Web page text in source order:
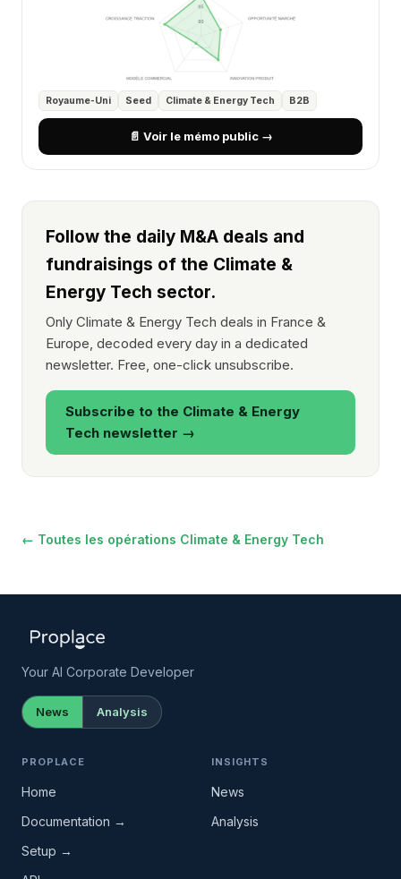
Royaume-Uni Seed Climate & Energy Tech B2B
📄 Voir le mémo public →
Follow the daily M&A deals and
fundraisings of the Climate &
Energy Tech sector.
Only Climate & Energy Tech deals in France &
Europe, decoded every day in a dedicated
newsletter. Free, one-click unsubscribe.
Subscribe to the Climate & Energy
Tech newsletter →
← Toutes les opérations Climate & Energy Tech
Your AI Corporate Developer
News Analysis
PROPLACE
Home
Documentation →
Setup →
INSIGHTS
News
Analysis